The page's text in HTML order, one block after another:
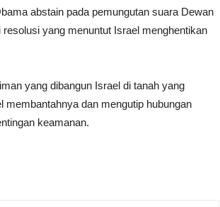
abstain pada pemungutan suara Dewan
yang menuntut Israel menghentikan
yang dibangun Israel di tanah yang
membantahnya dan mengutip hubungan
keamanan.